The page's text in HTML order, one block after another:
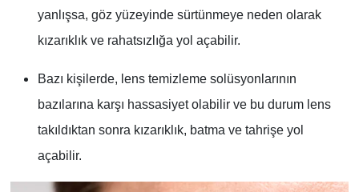
yanlışsa, göz yüzeyinde sürtünmeye neden olarak
kızarıklık ve rahatsızlığa yol açabilir.
Bazı kişilerde, lens temizleme solüsyonlarının
bazılarına karşı hassasiyet olabilir ve bu durum lens
takıldıktan sonra kızarıklık, batma ve tahrişe yol
açabilir.